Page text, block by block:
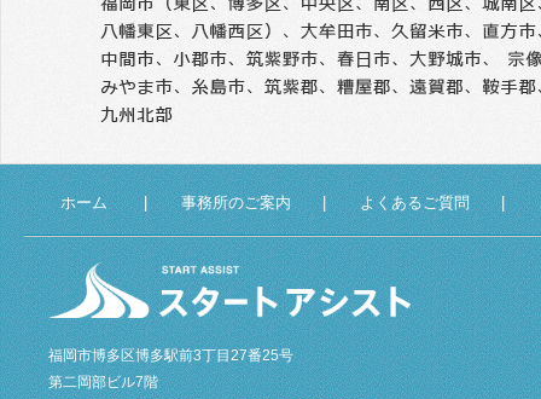
ホーム| 事務所のご案内| よくあるご質問|
福岡市博多区博多駅前3丁目27番25号
第二岡部ビル7階